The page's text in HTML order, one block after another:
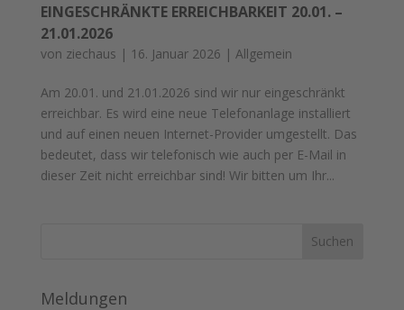
EINGESCHRÄNKTE ERREICHBARKEIT 20.01. –
21.01.2026
von ziechaus | 16. Januar 2026 | Allgemein
Am 20.01. und 21.01.2026 sind wir nur eingeschränkt
erreichbar. Es wird eine neue Telefonanlage installiert
und auf einen neuen Internet-Provider umgestellt. Das
bedeutet, dass wir telefonisch wie auch per E-Mail in
dieser Zeit nicht erreichbar sind! Wir bitten um Ihr...
Meldungen